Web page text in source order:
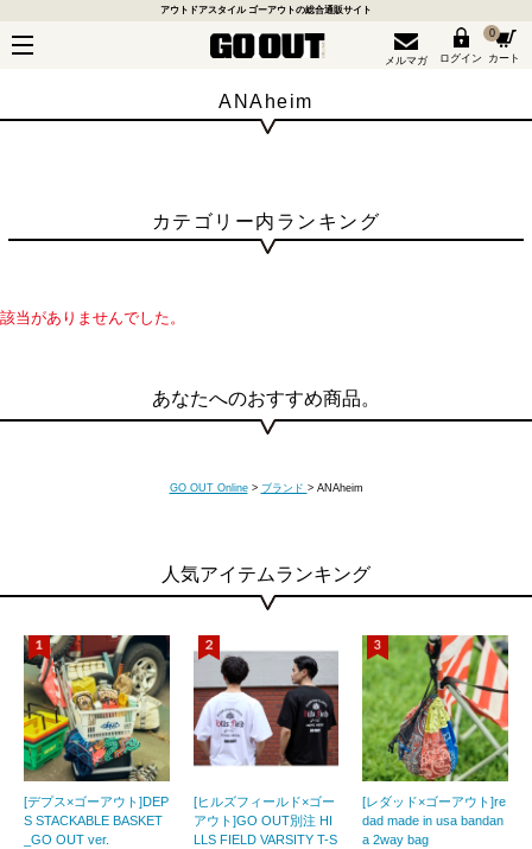
アウトドアスタイル ゴーアウトの総合通販サイト
メルマガ ログイン
0
カート
ANAheim
カテゴリー内ランキング
該当がありませんでした。
あなたへのおすすめ商品。
GO OUT Online > ブランド > ANAheim
人気アイテムランキング
[デプス×ゴーアウト]DEP
S STACKABLE BASKET
_GO OUT ver.
[ヒルズフィールド×ゴー
アウト]GO OUT別注 HI
LLS FIELD VARSITY T-S
[レダッド×ゴーアウト]re
dad made in usa bandan
a 2way bag